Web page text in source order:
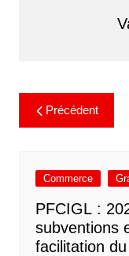
Précédent
Commerce
PFCIGL :
subventions
facilitation